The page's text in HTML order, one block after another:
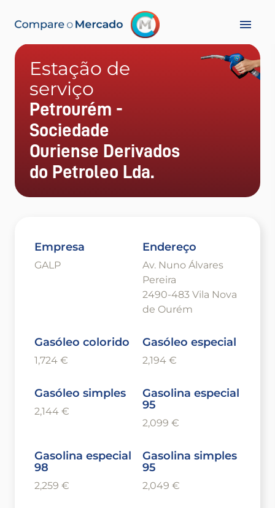
Estação de
serviço
Petrourém -
Sociedade
Ouriense Derivados
do Petroleo Lda.
Empresa
GALP
Endereço
Av. Nuno Álvares
Pereira
2490-483 Vila Nova
de Ourém
Gasóleo colorido
1,724 €
Gasóleo especial
2,194 €
Gasóleo simples
2,144 €
Gasolina especial
95
2,099 €
Gasolina especial
98
2,259 €
Gasolina simples
95
2,049 €